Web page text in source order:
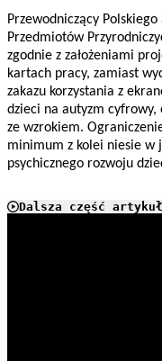
Przewodniczący
Przedmiotów
zgodnie z założeniami
kartach pracy, zamiast
zakazu korzystania z
dzieci na autyzm
ze wzrokiem.
minimum z kolei niesie w
psychicznego rozwoju
Dalsza część